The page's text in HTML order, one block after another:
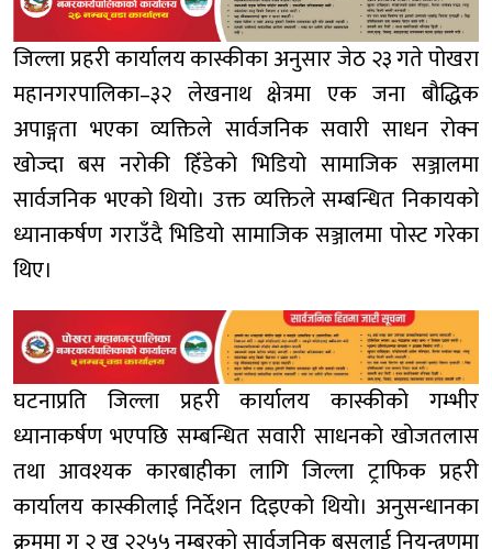
जिल्ला प्रहरी कार्यालय कास्कीका अनुसार जेठ २३ गते पोखरा
महानगरपालिका–३२ लेखनाथ क्षेत्रमा एक जना बौद्धिक
अपाङ्गता भएका व्यक्तिले सार्वजनिक सवारी साधन रोक्न
खोज्दा बस नरोकी हिँडेको भिडियो सामाजिक सञ्जालमा
सार्वजनिक भएको थियो। उक्त व्यक्तिले सम्बन्धित निकायको
ध्यानाकर्षण गराउँदै भिडियो सामाजिक सञ्जालमा पोस्ट गरेका
थिए।
घटनाप्रति जिल्ला प्रहरी कार्यालय कास्कीको गम्भीर
ध्यानाकर्षण भएपछि सम्बन्धित सवारी साधनको खोजतलास
तथा आवश्यक कारबाहीका लागि जिल्ला ट्राफिक प्रहरी
कार्यालय कास्कीलाई निर्देशन दिइएको थियो। अनुसन्धानका